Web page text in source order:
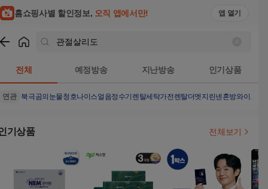
홈쇼핑사별 할인정보, 오직 앱에서만! 앱 열기
전체 예정방송 지난방송 인기상품
연관 북극곰의눈물청호나이스얼음정수기렌탈세탁가전렌탈더엣지린넨혼방와이드팬
기상품 전체보기